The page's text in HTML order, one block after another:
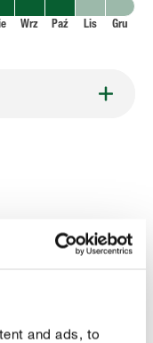
and ads, to
Wrz Paź Lis Gru